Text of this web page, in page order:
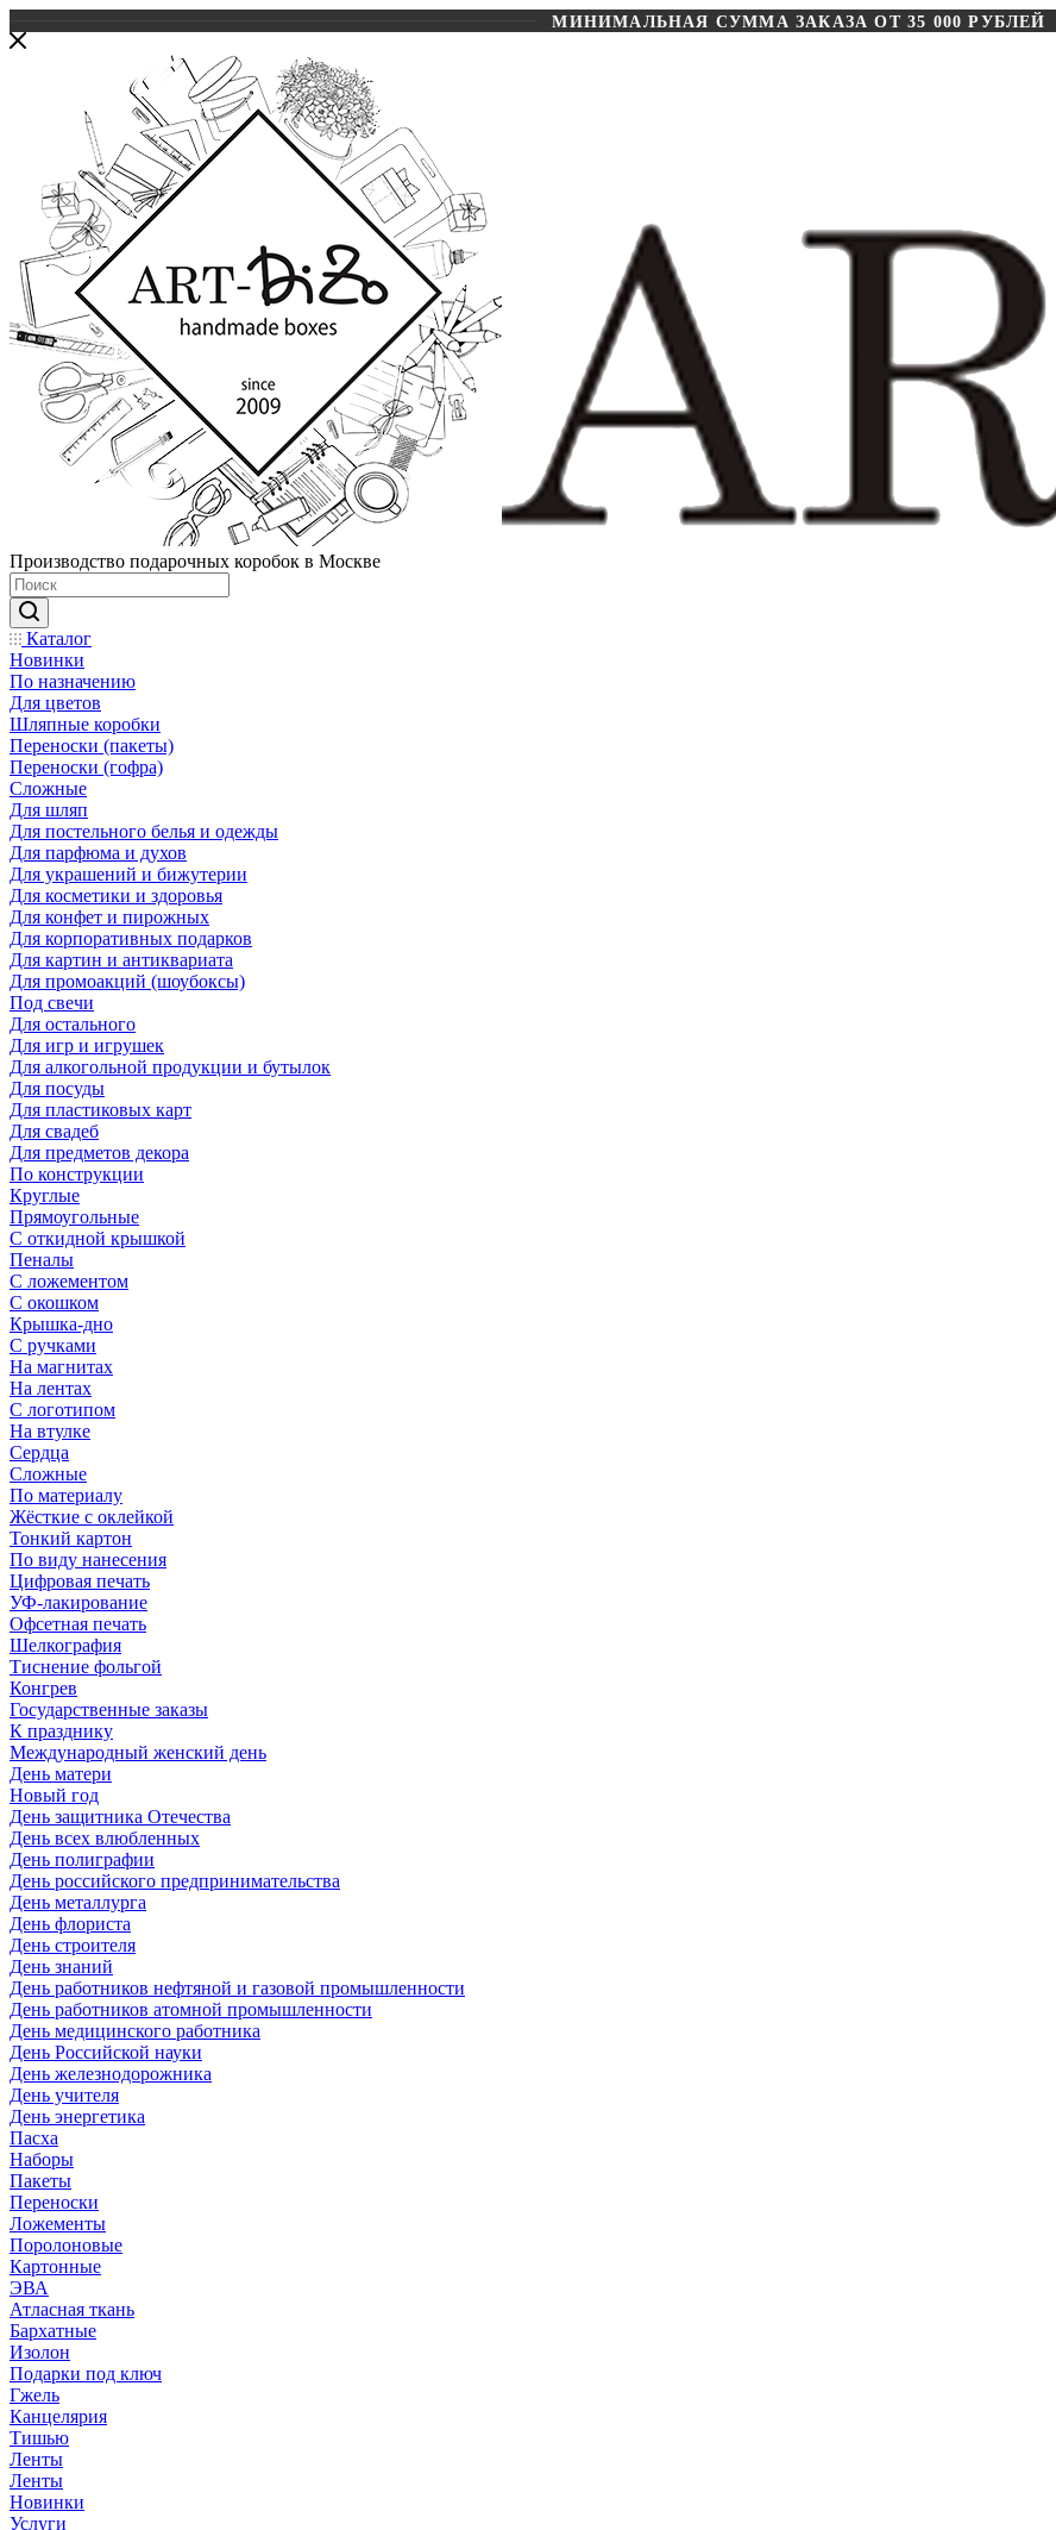
МИНИМАЛЬНАЯ СУММА ЗАКАЗА ОТ 35 000 РУБЛЕЙ
Производство подарочных коробок в Москве
Каталог
Новинки
По назначению
Для цветов
Шляпные коробки
Переноски (пакеты)
Переноски (гофра)
Сложные
Для шляп
Для постельного белья и одежды
Для парфюма и духов
Для украшений и бижутерии
Для косметики и здоровья
Для конфет и пирожных
Для корпоративных подарков
Для картин и антиквариата
Для промоакций (шоубоксы)
Под свечи
Для остального
Для игр и игрушек
Для алкогольной продукции и бутылок
Для посуды
Для пластиковых карт
Для свадеб
Для предметов декора
По конструкции
Круглые
Прямоугольные
С откидной крышкой
Пеналы
С ложементом
С окошком
Крышка-дно
С ручками
На магнитах
На лентах
С логотипом
На втулке
Сердца
Сложные
По материалу
Жёсткие с оклейкой
Тонкий картон
По виду нанесения
Цифровая печать
УФ-лакирование
Офсетная печать
Шелкография
Тиснение фольгой
Конгрев
Государственные заказы
К празднику
Международный женский день
День матери
Новый год
День защитника Отечества
День всех влюбленных
День полиграфии
День российского предпринимательства
День металлурга
День флориста
День строителя
День знаний
День работников нефтяной и газовой промышленности
День работников атомной промышленности
День медицинского работника
День Российской науки
День железнодорожника
День учителя
День энергетика
Пасха
Наборы
Пакеты
Переноски
Ложементы
Поролоновые
Картонные
ЭВА
Атласная ткань
Бархатные
Изолон
Подарки под ключ
Гжель
Канцелярия
Тишью
Ленты
Ленты
Новинки
Услуги